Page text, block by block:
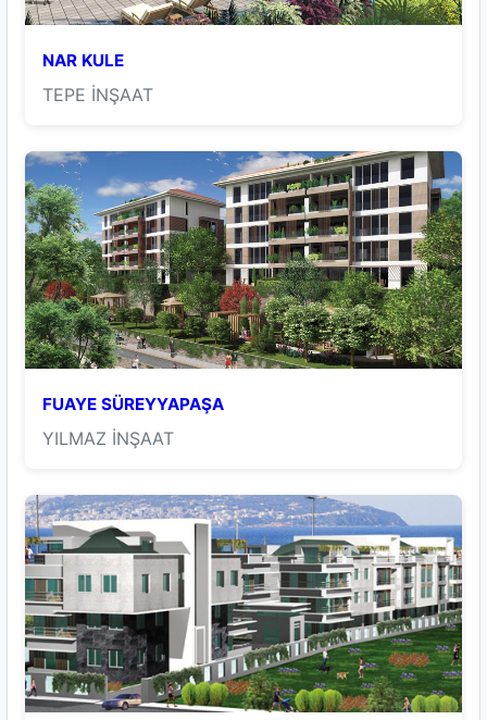
NAR KULE
TEPE İNŞAAT
FUAYE SÜREYYAPAŞA
YILMAZ İNŞAAT